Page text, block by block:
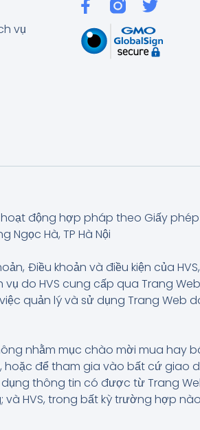
vụ
động hợp pháp theo Giấy
Ngọc Hà, TP Hà Nội
Điều khoản và điều kiện của
do HVS cung cấp qua Trang
quản lý và sử dụng Trang Web
nhằm mục chào mời mua hay
để tham gia vào bất cứ giao
thông tin có được từ Trang
HVS, trong bất kỳ trường hợp